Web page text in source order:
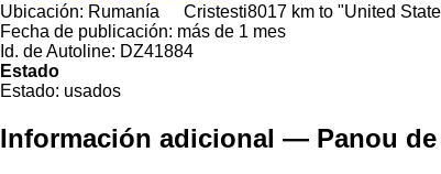
Ubicación: Rumanía Cristesti8017 km to "United
Fecha de publicación: más de 1 mes
Id. de Autoline: DZ41884
Estado
Estado: usados
Información adicional — Panou